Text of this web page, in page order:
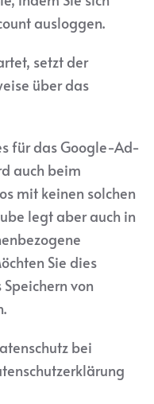
ausloggen.
setzt der
über das
für das Google-Ad-
auch beim
mit keinen solchen
legt aber auch in
Sie dies
von
bei